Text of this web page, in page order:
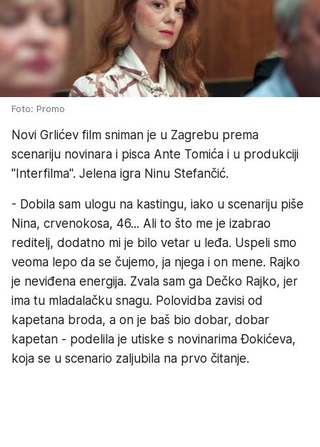
Foto: Promo
Novi Grlićev film sniman je u Zagrebu prema
scenariju novinara i pisca Ante Tomića i u produkciji
"Interfilma". Jelena igra Ninu Stefančić.
- Dobila sam ulogu na kastingu, iako u scenariju piše
Nina, crvenokosa, 46... Ali to što me je izabrao
reditelj, dodatno mi je bilo vetar u leđa. Uspeli smo
veoma lepo da se čujemo, ja njega i on mene. Rajko
je neviđena energija. Zvala sam ga Dečko Rajko, jer
ima tu mladalačku snagu. Polovidba zavisi od
kapetana broda, a on je baš bio dobar, dobar
kapetan - podelila je utiske s novinarima Đokićeva,
koja se u scenario zaljubila na prvo čitanje.